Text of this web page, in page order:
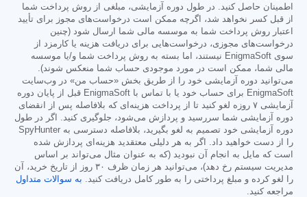
اطمینان حاصل کنید. در طول دوره آزمایشی، مبلغی از روش پرداخت شما
از قبل کسر نخواهد شد، اگرچه ممکن است درخواست‌های مجوز برای تأیید
اعتبار روش پرداخت شما به موسسه مالی شما ارسال شود (چنین
درخواست‌های مجوزی، درخواست‌هایی برای دریافت هزینه یا کارمزد از
سوی EnigmaSoft نیستند، اما بسته به روش پرداخت شما و/یا موسسه
مالی شما، ممکن است در مورد موجودی حساب شما منعکس شوند).
می‌توانید دوره آزمایشی خود را از طریق بخش «حساب من» در وب‌سایت
EnigmaSoft برای حساب خود یا با تماس با EnigmaSoft قبل از پایان دوره
آزمایشی ۷ روزه لغو کنید تا از پرداخت هزینه‌ای که بلافاصله پس از انقضای
دوره آزمایشی شما سررسید و پردازش می‌شود، جلوگیری کنید. اگر در طول
دوره آزمایشی خود تصمیم به لغو بگیرید، بلافاصله دسترسی به SpyHunter
را از دست خواهید داد. اگر به هر دلیلی معتقدید هزینه‌ای پردازش شده
است که مایل به انجام آن نبودید (که به عنوان مثال می‌تواند بر اساس
مدیریت سیستم رخ دهد)، می‌توانید هر زمان ظرف ۳۰ روز از تاریخ خرید، آن
را لغو کرده و مبلغ پرداختی را به طور کامل دریافت کنید. به سوالات متداول
مراجعه کنید.